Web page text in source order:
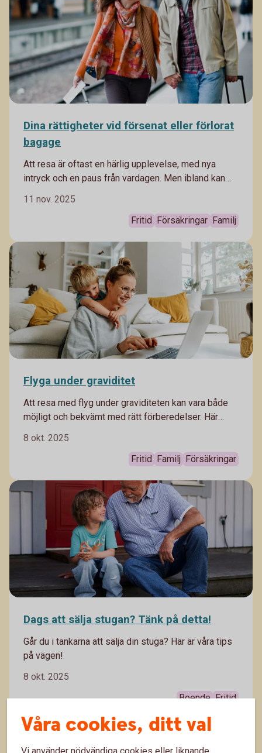
Dina rättigheter vid försenat eller förlorat
bagage
Att resa är oftast en härlig upplevelse, med nya
intryck och en paus från vardagen. Men ibland kan
inte åker samma väg som man själv. I bästa fall löser
det sig snabbt – men ibland kan det påverka hela
och vilken sorts ersättning du kan få vid till exempel
förlorat bagage.
11 nov. 2025
Fritid Försäkringar Familj
Flyga under graviditet
Att resa med flyg under graviditeten kan vara både
möjligt och bekvämt med rätt förberedelser. Här
planerar en flygresa som gravid.
8 okt. 2025
Fritid Familj Försäkringar
Dags att sälja stugan? Tänk på detta!
Går du i tankarna att sälja din stuga? Här är våra tips
på vägen!
8 okt. 2025
Boende Fritid
Våra cookies, ditt val
Vi använder nödvändiga cookies eller liknande